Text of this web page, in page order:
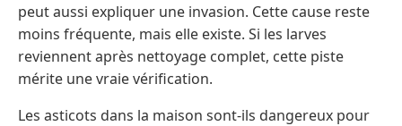
peut aussi expliquer une invasion. Cette cause reste
moins fréquente, mais elle existe. Si les larves
reviennent après nettoyage complet, cette piste
mérite une vraie vérification.
Les asticots dans la maison sont-ils dangereux pour